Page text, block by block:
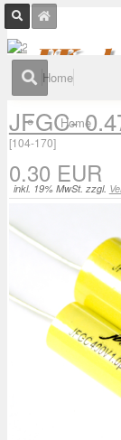
Home
Home
JFGC-
[104-170]
0.30 EUR
inkl. 19% MwSt. zzgl.